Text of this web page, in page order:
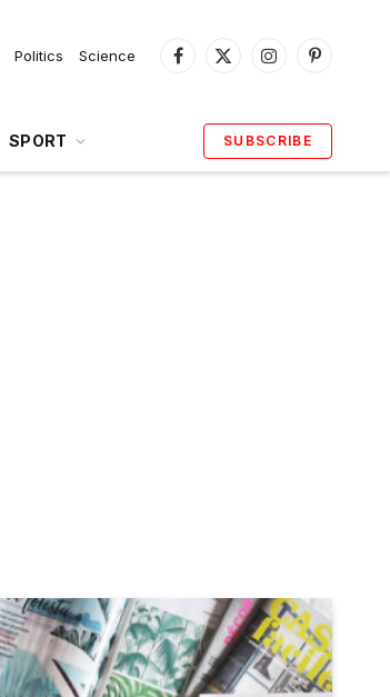
Politics Science
Facebook
X
InstagramPinterest
SPORT SUBSCRIBE